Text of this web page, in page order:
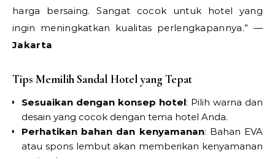
harga bersaing. Sangat cocok untuk hotel yang
ingin meningkatkan kualitas perlengkapannya.” —
Jakarta
Tips Memilih Sandal Hotel yang Tepat
Sesuaikan dengan konsep hotel: Pilih warna dan
desain yang cocok dengan tema hotel Anda.
Perhatikan bahan dan kenyamanan: Bahan EVA
atau spons lembut akan memberikan kenyamanan